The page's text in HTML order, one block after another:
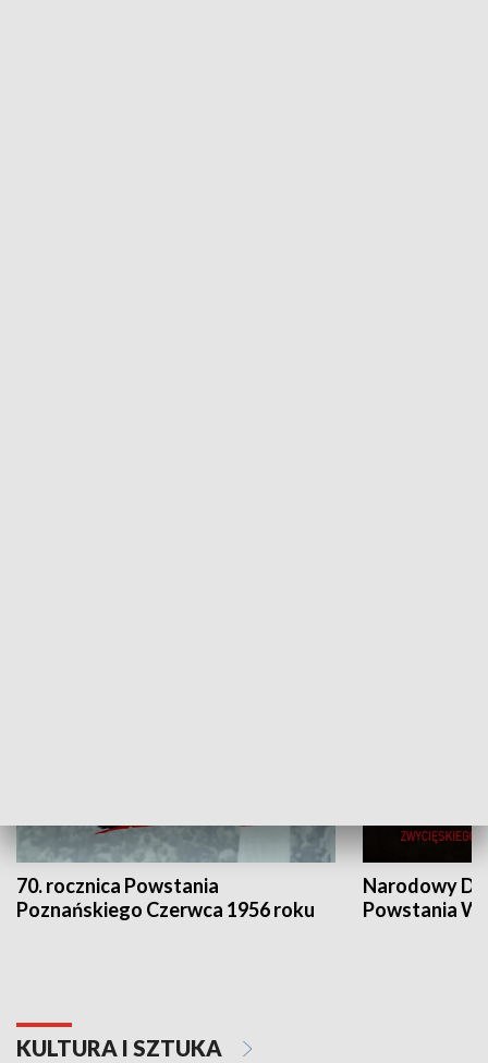
70. rocznica Powstania
Poznańskiego Czerwca 1956 roku
Narodowy
Powstania
KULTURA I SZTUKA